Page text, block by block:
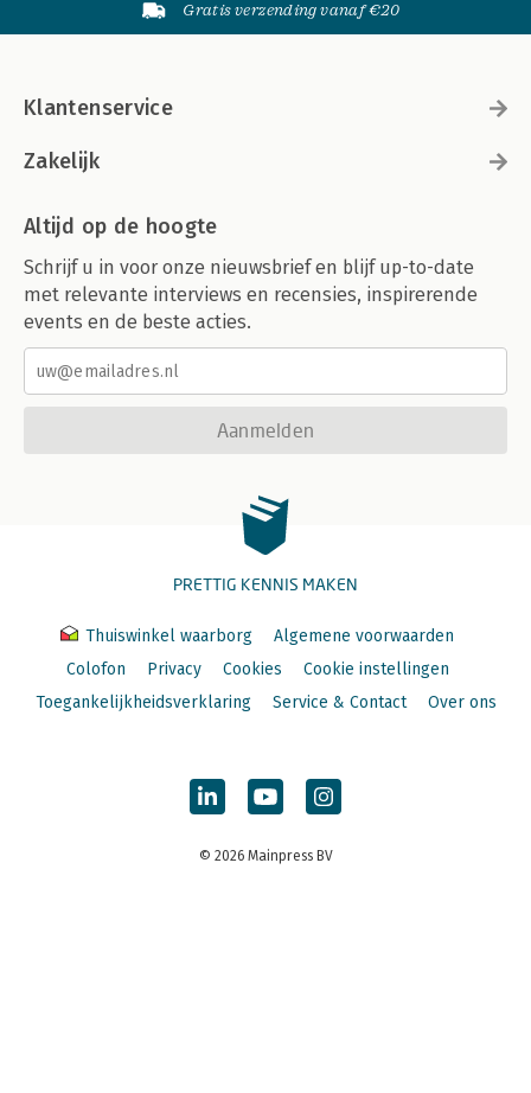
Gratis verzending vanaf €20
Klantenservice
Zakelijk
Altijd op de hoogte
Schrijf u in voor onze nieuwsbrief en blijf up-to-date
met relevante interviews en recensies, inspirerende
events en de beste acties.
Aanmelden
PRETTIG KENNIS MAKEN
Thuiswinkel waarborg
Algemene voorwaarden
Colofon
Privacy Cookies
Cookie instellingen
Toegankelijkheidsverklaring
Service & Contact Over ons
© 2026 Mainpress BV